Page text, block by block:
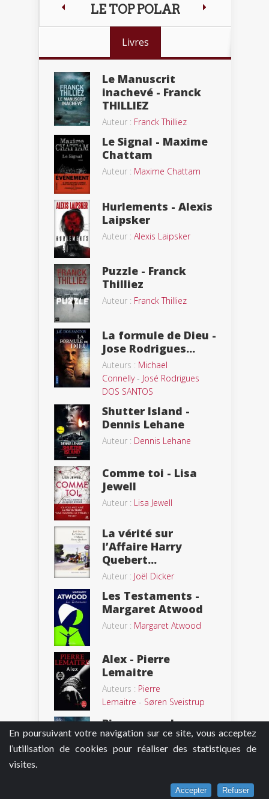
En poursuivant votre navigation sur ce site, vous acceptez
l’utilisation de cookies pour réaliser des statistiques de
visites.
Accepter Refuser
LE TOP POLAR
Livres
Le Manuscrit
inachevé - Franck
THILLIEZ
Auteur : Franck Thilliez
Le Signal - Maxime
Chattam
Auteur : Maxime Chattam
Hurlements - Alexis
Laipsker
Auteur : Alexis Laipsker
Puzzle - Franck
Thilliez
Auteur : Franck Thilliez
La formule de Dieu -
Jose Rodrigues...
Auteurs : Michael
Connelly- José Rodrigues
DOS SANTOS
Shutter Island -
Dennis Lehane
Auteur : Dennis Lehane
Comme toi - Lisa
Jewell
Auteur : Lisa Jewell
La vérité sur
l’Affaire Harry
Quebert...
Auteur : Joël Dicker
Les Testaments -
Margaret Atwood
Auteur : Margaret Atwood
Alex - Pierre
Lemaitre
Auteurs : Pierre
Lemaitre - Søren Sveistrup
Bien connu des
services de police
Auteur : Dominique Manotti
Qui est mort à Noël